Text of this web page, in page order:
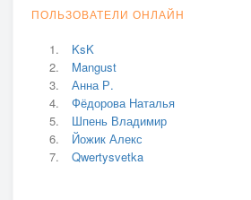
ПОЛЬЗОВАТЕЛИ ОНЛАЙН
KsK
Mangust
Анна Р.
Фёдорова Наталья
Шпень Владимир
Йожик Алекс
Qwertysvetka